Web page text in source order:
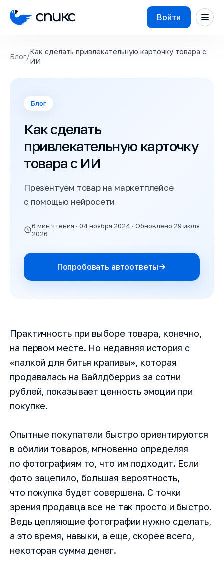
Войти
Блог/
Как сделать привлекательную карточку товара с
ИИ
Блог
Как сделать
привлекательную карточку
товара с ИИ
Презентуем товар на маркетплейсе
с помощью нейросети
6 мин чтения · 04 ноября 2024 · Обновлено 29 июля
2026
Попробовать автоответы
Практичность при выборе товара, конечно,
на первом месте. Но недавняя история с
«палкой для битья крапивы», которая
продавалась на Вайлдберриз за сотни
рублей, показывает ценность эмоции при
покупке.
Опытные покупатели быстро ориентируются
в обилии товаров, мгновенно определяя
по фотографиям то, что им подходит. Если
фото зацепило, большая вероятность,
что покупка будет совершена. С точки
зрения продавца все не так просто и быстро.
Ведь цепляющие фотографии нужно сделать,
а это время, навыки, а еще, скорее всего,
некоторая сумма денег.